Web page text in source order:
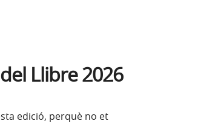
Llibre 2026
edició, perquè no et